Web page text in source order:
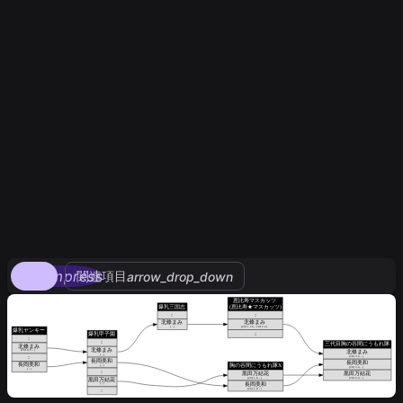
compress
関連項目arrow_drop_down